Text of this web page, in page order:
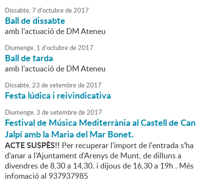
Dissabte,7 d'octubrede2017
Ball de dissabte
amb l'actuació de DM Ateneu
Diumenge, 1 d'octubrede2017
Ball de tarda
amb l'actuació de DM Ateneu
Dissabte,23 desetembrede2017
Festa lúdica i reivindicativa
Diumenge,3 desetembrede2017
Festival de Música Mediterrània al Castell de Can
Jalpí amb la Maria del Mar Bonet.
ACTE SUSPÈS!! Per recuperar l'import de l'entrada s'ha
d'anar a l'Ajuntament d'Arenys de Munt, de dilluns a
divendres de 8,30 a 14,30. i dijous de 16,30 a 19h . Més
infomació al 937937985